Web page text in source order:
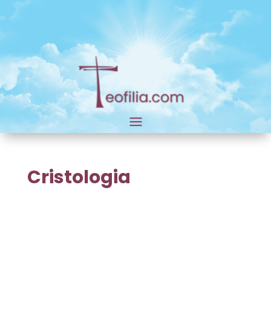
Cristologia